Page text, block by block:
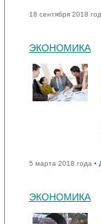
18 сентября 2018
ЭКОНОМИКА
5 марта 2018 года •
ЭКОНОМИКА